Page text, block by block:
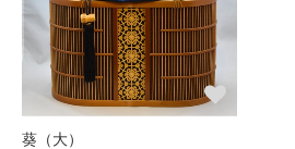
葵（大）